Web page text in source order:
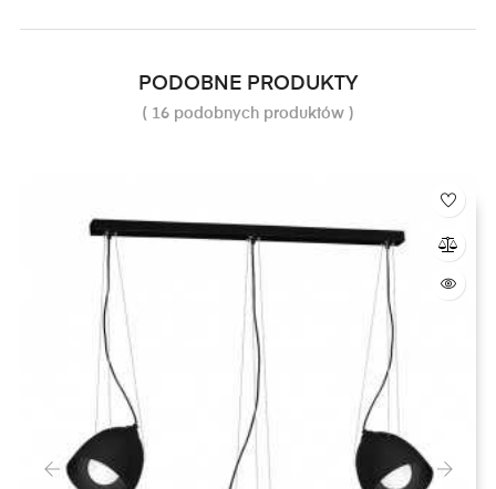
PODOBNE PRODUKTY
( 16 podobnych produktów )